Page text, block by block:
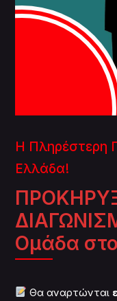
Η Πληρέστερη
Ελλάδα!
Ομάδα
Θα αναρτώνται